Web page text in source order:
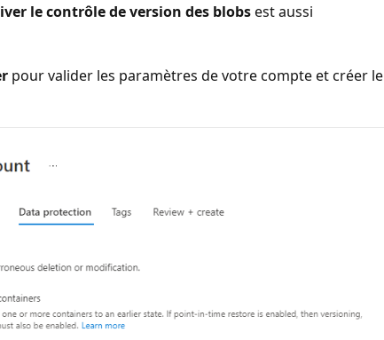
le contrôle de version des blobsest aussi
pour valider les paramètres de votre compte et créer le